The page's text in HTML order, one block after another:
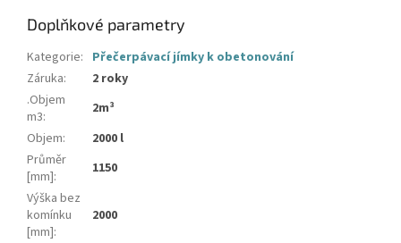
Doplňkové parametry
Kategorie: Přečerpávací jímky k obetonování
Záruka:
2 roky
.Objem
m3:
2m³
Objem:
2000 l
Průměr
[mm]:
1150
Výška bez
komínku
[mm]:
2000